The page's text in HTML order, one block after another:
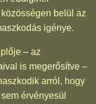
belül az
igénye.
– az
is megerősítve –
arról, hogy
érvényesül